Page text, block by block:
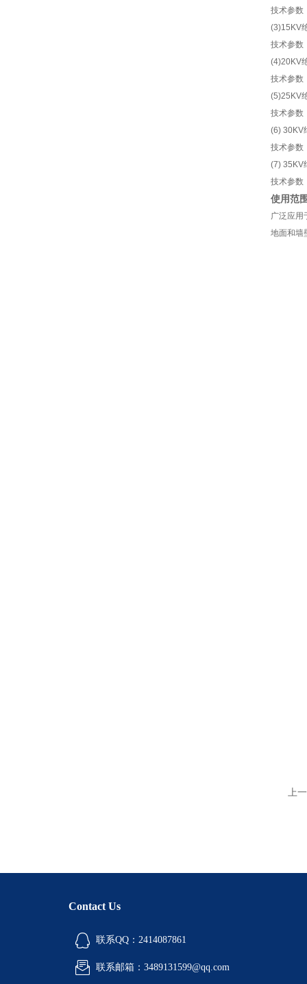
技术参数
(3)15KV
技术参数
(4)20KV
技术参数
(5)25KV
技术参数
(6) 30KV
技术参数
(7) 35KV
技术参数
使用范
广泛应用
地面和墙
上
Contact Us
联系QQ：2414087861
联系邮箱：3489131599@qq.com